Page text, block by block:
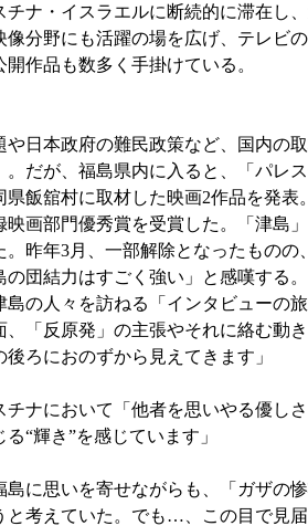
チナ・イスラエルに断続的に滞在し
像分野にも活躍の場を広げ、テレビ
作品も数多く手掛けている。
日本政府の難民政策など、国内の
だが、福島県内に入ると、「パレ
県飯舘村に取材した映画2作品を発
映画部門優秀賞を受賞した。「津島
昨年3月、一部解除となったもの
の団結力はすごく強い」と感嘆する
の人々を訪ねる「インタビューの
「反原発」の主張やそれに絡む動
ろにおのずから見えてきます」
ナにおいて「他者を思いやる優し
“輝き”を感じています」
に思いを寄せながらも、「ガザの
と考えていた。でも…、この目で見